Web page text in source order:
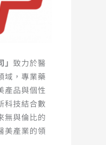
致力於醫
域，專業藥
產品與個性
科技結合數
無與倫比的
美產業的領